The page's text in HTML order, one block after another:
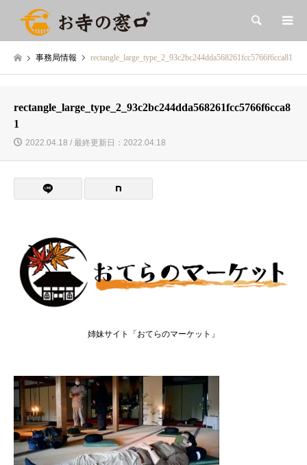
検索
事務局情報 rectangle_large_type_2_93c2bc244dda568261fcc5766f6cca81
rectangle_large_type_2_93c2bc244dda568261fcc5766f6cca8
1
2022.04.18 / 最終更新日：2022.04.18
姉妹サイト「おてらのマーケット」